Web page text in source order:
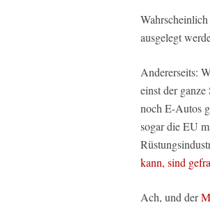
ausgelegt
Andererseits:
einst der
noch E-Autos
sogar die EU
kann, sind
Ach, und der